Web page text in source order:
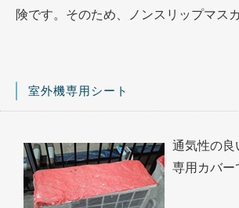
険です。そのため、ノンスリップマス
室外機専用シート
通気性の良
専用カバー